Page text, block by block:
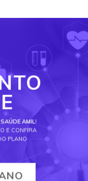
AMIL!
E CONFIRA
PLANO